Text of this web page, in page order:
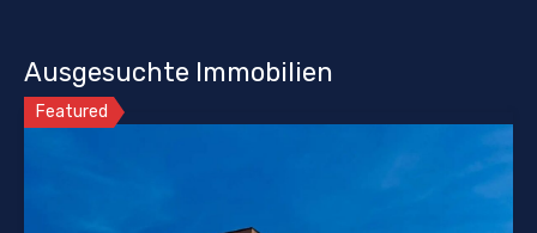
Ausgesuchte Immobilien
Featured